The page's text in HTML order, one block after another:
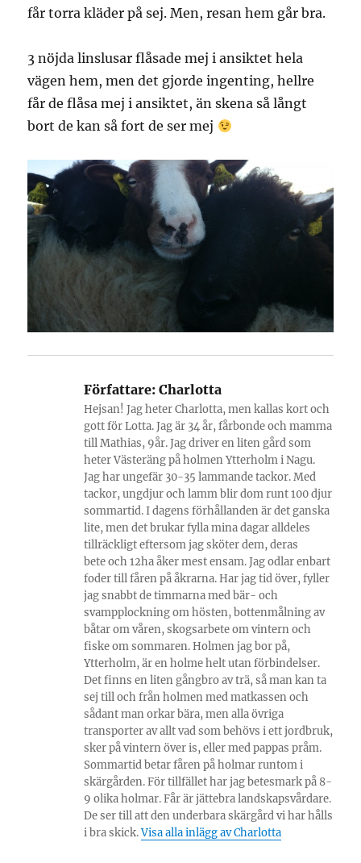
får torra kläder på sej. Men, resan hem går bra.
3 nöjda linslusar flåsade mej i ansiktet hela
vägen hem, men det gjorde ingenting, hellre
får de flåsa mej i ansiktet, än skena så långt
bort de kan så fort de ser mej
Författare: Charlotta
Hejsan! Jag heter Charlotta, men kallas kort och
gott för Lotta. Jag är 34 år, fårbonde och mamma
till Mathias, 9år. Jag driver en liten gård som
heter Västeräng på holmen Ytterholm i Nagu.
Jag har ungefär 30-35 lammande tackor. Med
tackor, ungdjur och lamm blir dom runt 100 djur
sommartid. I dagens förhållanden är det ganska
lite, men det brukar fylla mina dagar alldeles
tillräckligt eftersom jag sköter dem, deras
bete och 12ha åker mest ensam. Jag odlar enbart
foder till fåren på åkrarna. Har jag tid över, fyller
jag snabbt de timmarna med bär- och
svampplockning om hösten, bottenmålning av
båtar om våren, skogsarbete om vintern och
fiske om sommaren. Holmen jag bor på,
Ytterholm, är en holme helt utan förbindelser.
Det finns en liten gångbro av trä, så man kan ta
sej till och från holmen med matkassen och
sådant man orkar bära, men alla övriga
transporter av allt vad som behövs i ett jordbruk,
sker på vintern över is, eller med pappas pråm.
Sommartid betar fåren på holmar runtom i
skärgården. För tillfället har jag betesmark på 8-
9 olika holmar. Får är jättebra landskapsvårdare.
De ser till att den underbara skärgård vi har hålls
i bra skick.Visa alla inlägg av Charlotta